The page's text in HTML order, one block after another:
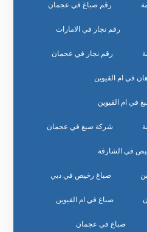
رقم صباغ في عجمان
رقم نجار في الامارات
رقم نجار في عجمان
في ام القيوين
في ام القيوين
شركة صبغ في عجمان
في الشارقة
صباغ رخيص في دبي
صباغ في ام القيوين
صباغ في عجمان